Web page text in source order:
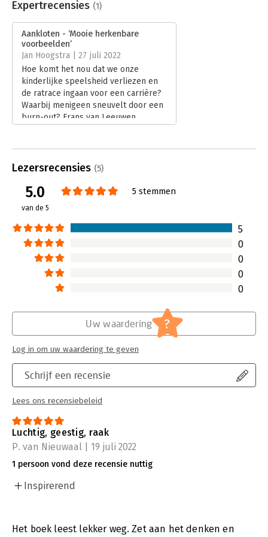
Uitgever:
S2 Uitgevers
Verschijningsdatum:
8-6-2022
Hoofdrubriek: Persoonlijke effectiviteit
Expertrecensies (1)
Aankloten - ‘Mooie herkenbare
voorbeelden’
Jan Hoogstra | 27 juli 2022
Hoe komt het nou dat we onze
kinderlijke speelsheid verliezen en
de ratrace ingaan voor een carrière?
Waarbij menigeen sneuvelt door een
burn-out? Frans van Leeuwen
hoofdvraag van het boek is ‘Waarom
aan?’ Een terechte vraag denk ik.
Lezersrecensies (5)
5.0
van de 5
5 stemmen
5
0
0
0
0
Schrijf een recensie
Lees ons recensiebeleid
Uw waardering ?
Log in om uw waardering te geven
Luchtig, geestig, raak
P. van Nieuwaal | 19 juli 2022
1 persoon vond deze recensie nuttig
Inspirerend
Het boek leest lekker weg. Zet aan het denken en